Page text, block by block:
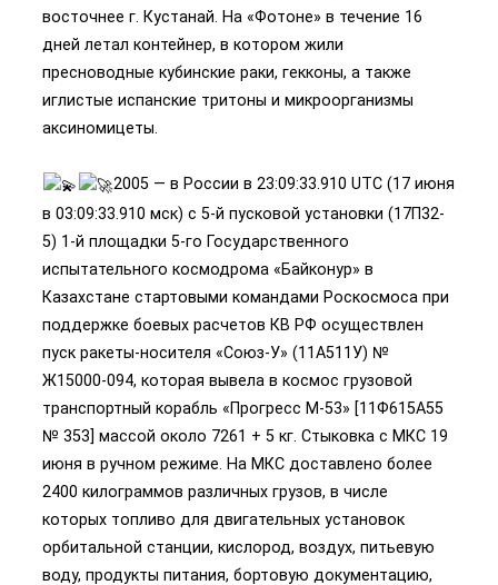
восточнее г. Кустанай. На «Фотоне» в течение 16
дней летал контейнер, в котором жили
пресноводные кубинские раки, гекконы, а также
иглистые испанские тритоны и микроорганизмы
аксиномицеты.
2005 — в России в 23:09:33.910 UTC (17 июня
в 03:09:33.910 мск) с 5-й пусковой установки (17П32-
5) 1-й площадки 5-го Государственного
испытательного космодрома «Байконур» в
Казахстане стартовыми командами Роскосмоса при
поддержке боевых расчетов КВ РФ осуществлен
пуск ракеты-носителя «Союз-У» (11А511У) №
Ж15000-094, которая вывела в космос грузовой
транспортный корабль «Прогресс М-53» [11Ф615A55
№ 353] массой около 7261 + 5 кг. Стыковка с МКС 19
июня в ручном режиме. На МКС доставлено более
2400 килограммов различных грузов, в числе
которых топливо для двигательных установок
орбитальной станции, кислород, воздух, питьевую
воду, продукты питания, бортовую документацию,